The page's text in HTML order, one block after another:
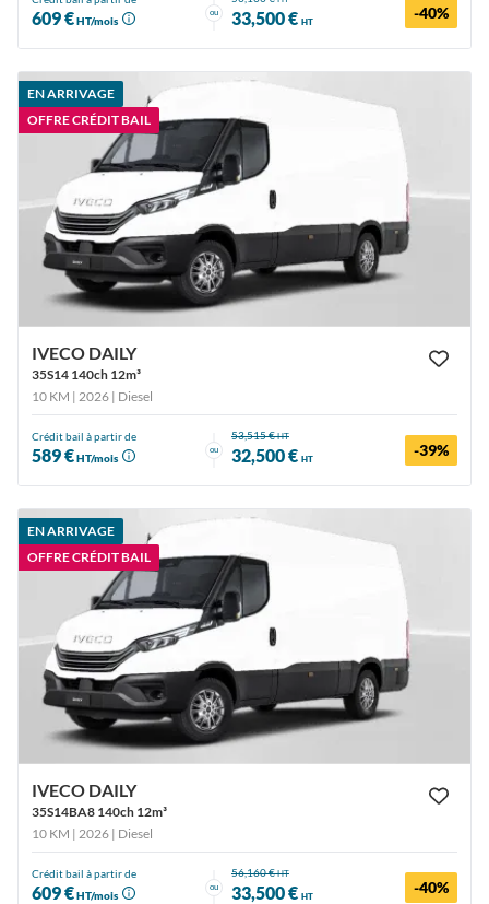
609 €HT/mois
ou 33,500 € HT -40%
EN ARRIVAGE
OFFRE CRÉDIT BAIL
IVECO DAILY
35S14 140ch 12m³
10 KM | 2026 | Diesel
Crédit bail à partir de
589 €HT/mois
ou
53,515 €HT
32,500 € HT -39%
EN ARRIVAGE
OFFRE CRÉDIT BAIL
IVECO DAILY
35S14BA8 140ch 12m³
10 KM | 2026 | Diesel
Crédit bail à partir de
609 €HT/mois
ou
56,160 €HT
33,500 € HT -40%